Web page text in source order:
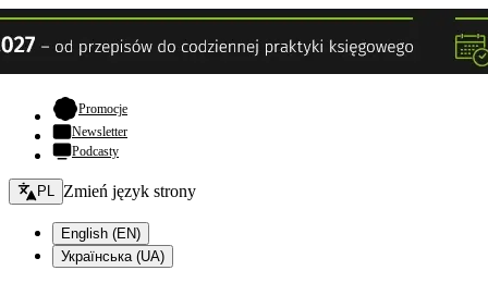
Promocje- otwiera się w nowej karcie
Newsletter
Podcasty
Zmień język - bieżący:
PL Zmień język strony
English (EN)
Українська (UA)